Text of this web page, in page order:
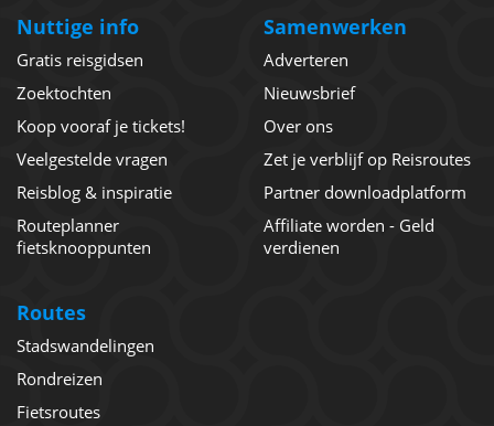
Nuttige info
Gratis reisgidsen
Zoektochten
Koop vooraf je tickets!
Veelgestelde vragen
Reisblog & inspiratie
Routeplanner
fietsknooppunten
Samenwerken
Adverteren
Nieuwsbrief
Over ons
Zet je verblijf op Reisroutes
Partner downloadplatform
Affiliate worden - Geld
verdienen
Routes
Stadswandelingen
Rondreizen
Fietsroutes